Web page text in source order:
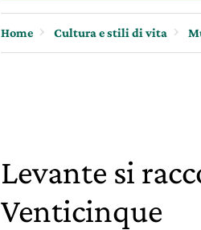
Home Cultura e stili di vita
Levante si
Venticinque